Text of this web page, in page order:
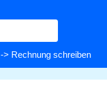
-> Rechnung schreiben